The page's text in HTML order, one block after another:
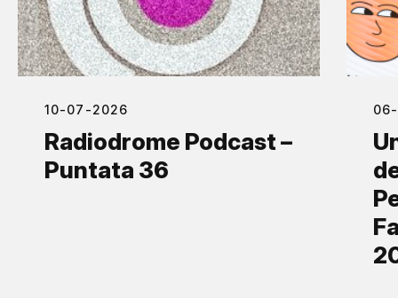
10-07-2026
Radiodrome Podcast –
Puntata 36